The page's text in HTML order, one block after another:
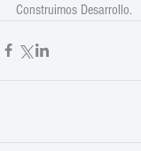
Construimos Desarrollo.